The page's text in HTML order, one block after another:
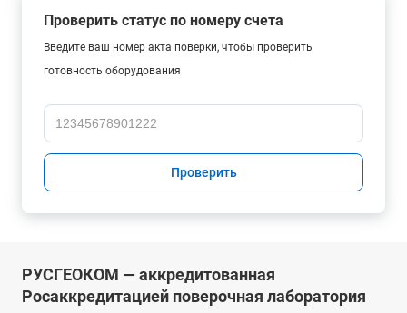
Проверить статус по номеру счета
Введите ваш номер акта поверки, чтобы проверить
готовность оборудования
Проверить
РУСГЕОКОМ — аккредитованная
Росаккредитацией поверочная лаборатория